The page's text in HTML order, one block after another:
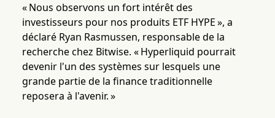
« Nous observons un fort intérêt des
investisseurs pour nos produits ETF HYPE », a
déclaré Ryan Rasmussen, responsable de la
recherche chez Bitwise. « Hyperliquid pourrait
devenir l'un des systèmes sur lesquels une
grande partie de la finance traditionnelle
reposera à l'avenir. »